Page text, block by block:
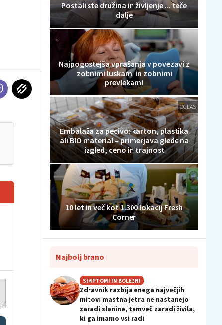
Postali ste družina in življenje ... teče
dalje
Najpogostejša vprašanja v povezavi z
zobnimi luskami in zobnimi
prevlekami
OGLAS
Embalaža za pecivo: karton, plastika
ali BIO material – primerjava glede na
izgled, ceno in trajnost
10 let in več kot 1.300 lokacij Fresh
Corner
Najbolj brano
SIMPTOMI IN BOLEZNI
Zdravnik razbija enega največjih
mitov: mastna jetra ne nastanejo
zaradi slanine, temveč zaradi živila,
ki ga imamo vsi radi